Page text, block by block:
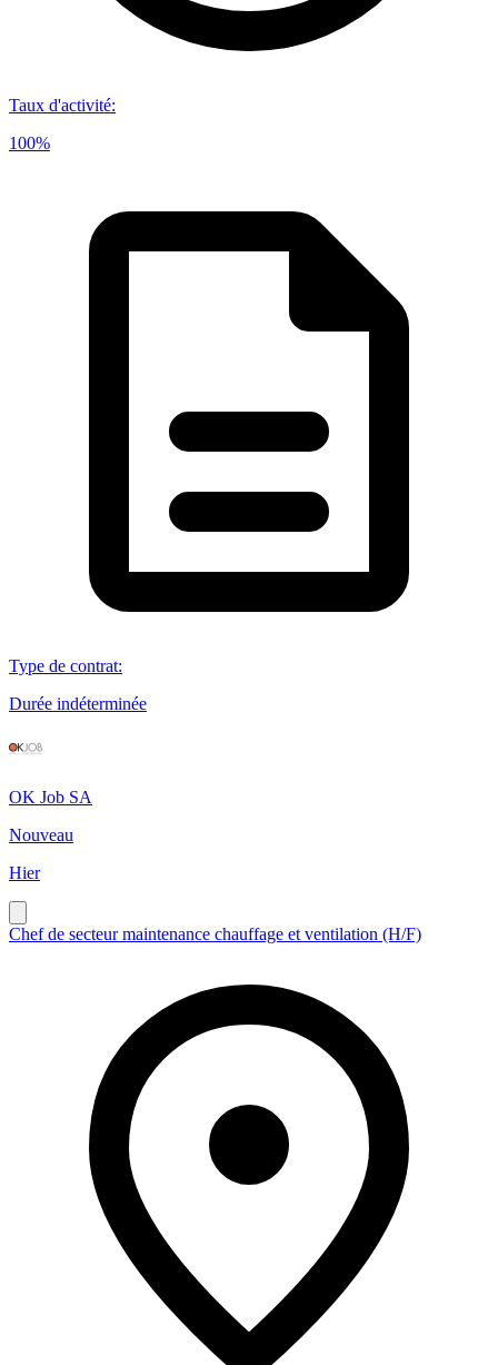
Taux d'activité:
100%
Type de contrat:
Durée indéterminée
OK Job SA
Nouveau
Hier
Chef de secteur maintenance chauffage et ventilation (H/F)